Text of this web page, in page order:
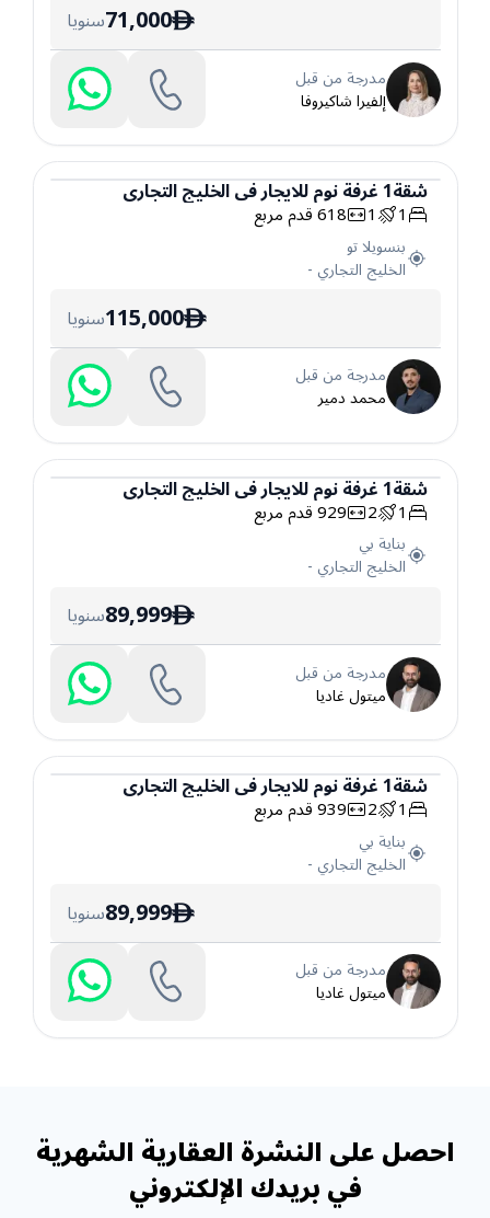
ê
71,000سنويا
مدرجة من قبل
إلفيرا شاكيروفا
شقة
شقة1غرفة نومللايجارفيالخليج التجاري
1
1
618قدم مربع
بنسويلا تو
الخليج التجاري -
ê
115,000سنويا
مدرجة من قبل
محمد دمير
شقة
شقة1غرفة نومللايجارفيالخليج التجاري
1
2
929قدم مربع
بناية بي
الخليج التجاري -
ê
89,999سنويا
مدرجة من قبل
ميتول غاديا
شقة
شقة1غرفة نومللايجارفيالخليج التجاري
1
2
939قدم مربع
بناية بي
الخليج التجاري -
ê
89,999سنويا
مدرجة من قبل
ميتول غاديا
احصل على النشرة العقارية الشهرية
في بريدك الإلكتروني